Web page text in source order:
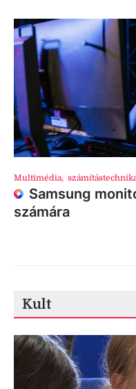
Multimédia,
Samsung
számára
Kult